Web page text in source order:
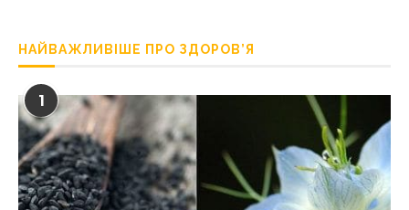
НАЙВАЖЛИВІШЕ ПРО ЗДОРОВ’Я
1